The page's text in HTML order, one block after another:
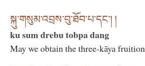
སྐུ་གསུམ་འབྲས་བུ་ཐོབ་པ་དང་། །
ku sum drebu tobpa dang
May we obtain the three-kāya fruition